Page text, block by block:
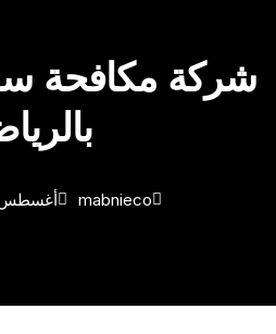
شركة مكافحة
mabnieco أغسطس 8,